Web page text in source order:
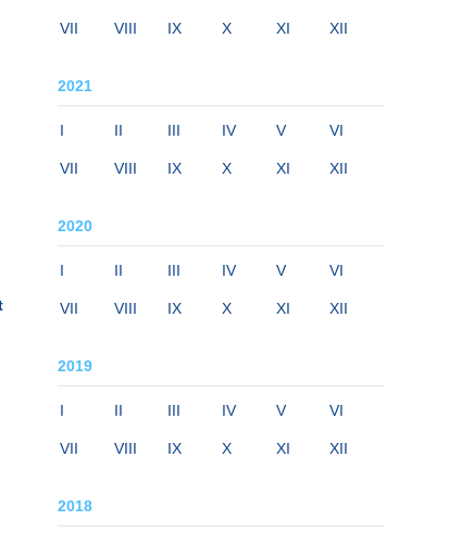
VII VIII IX X XI XII
2021
I II III IV V VI
VII VIII IX X XI XII
2020
I II III IV V VI
VII VIII IX X XI XII
2019
I II III IV V VI
VII VIII IX X XI XII
2018